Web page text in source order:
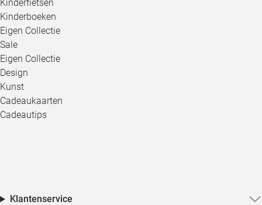
Kinderfietsen
Kinderboeken
Eigen Collectie
Sale
Eigen Collectie
Design
Kunst
Cadeaukaarten
Cadeautips
Klantenservice